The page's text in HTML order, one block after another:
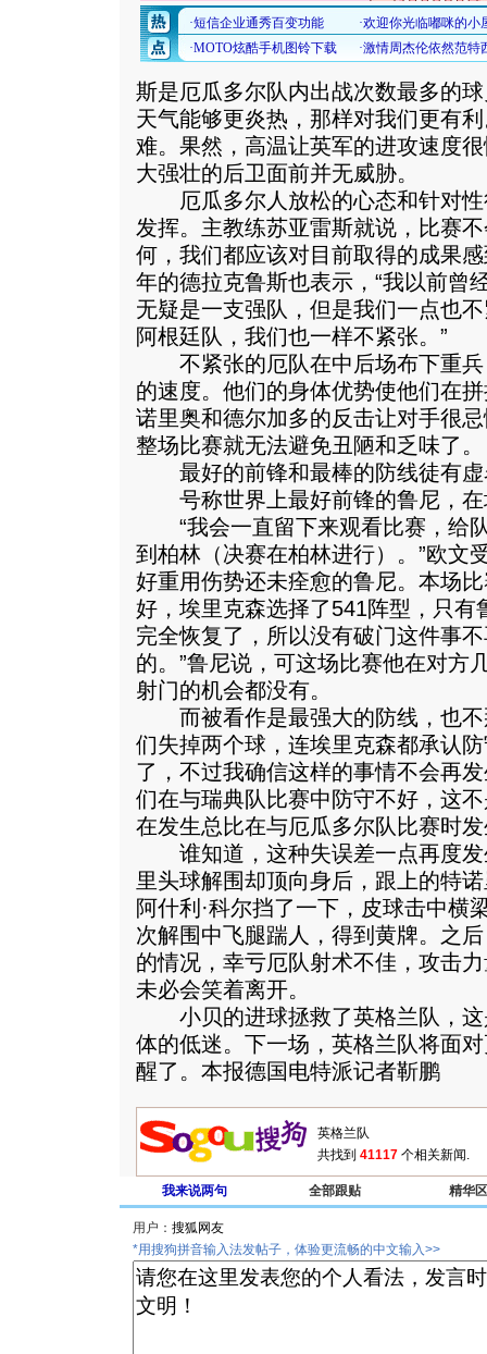
斯是厄瓜多尔队内出战次数最多的
天气能够更炎热，那样对我们更有
难。果然，高温让英军的进攻速度
大强壮的后卫面前并无威胁。
厄瓜多尔人放松的心态和针对性
发挥。主教练苏亚雷斯就说，比赛
何，我们都应该对目前取得的成果
年的德拉克鲁斯也表示，“我以前曾
无疑是一支强队，但是我们一点也
阿根廷队，我们也一样不紧张。”
不紧张的厄队在中后场布下重兵
的速度。他们的身体优势使他们在
诺里奥和德尔加多的反击让对手很
整场比赛就无法避免丑陋和乏味了。
最好的前锋和最棒的防线徒有虚
号称世界上最好前锋的鲁尼，在
“我会一直留下来观看比赛，给
到柏林（决赛在柏林进行）。”欧文
好重用伤势还未痊愈的鲁尼。本场
好，埃里克森选择了541阵型，只有
完全恢复了，所以没有破门这件事
的。”鲁尼说，可这场比赛他在对方
射门的机会都没有。
而被看作是最强大的防线，也不
们失掉两个球，连埃里克森都承认
了，不过我确信这样的事情不会再
们在与瑞典队比赛中防守不好，这
在发生总比在与厄瓜多尔队比赛时发
谁知道，这种失误差一点再度发
里头球解围却顶向身后，跟上的特
阿什利·科尔挡了一下，皮球击中横
次解围中飞腿踹人，得到黄牌。之
的情况，幸亏厄队射术不佳，攻击
未必会笑着离开。
小贝的进球拯救了英格兰队，这
体的低迷。下一场，英格兰队将面
醒了。本报德国电特派记者靳鹏
共找到 41117 个相关新闻.
我来说两句 全部跟贴 精华区
用户：
*用搜狗拼音输入法发帖子，体验更流畅的中文输入>>